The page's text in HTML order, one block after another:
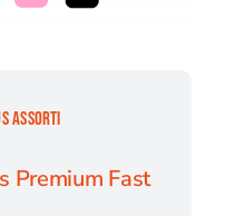
ASSORTI
Premium Fast